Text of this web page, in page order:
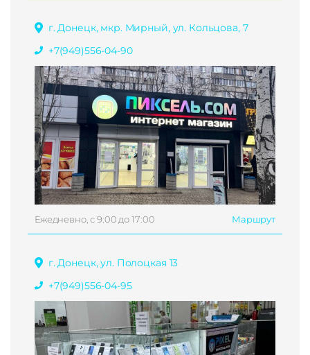
г. Донецк, мкр. Мирный, ул. Кольцова, 7
+7(949)556-04-90
Ежедневно, с 9:00 до 17:00 Маршрут
г. Донецк, ул. Полоцкая 13
+7(949)556-04-95